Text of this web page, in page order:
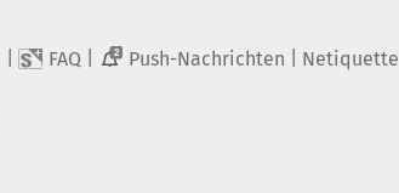
FAQ 2 Push-Nachrichten Netiquette